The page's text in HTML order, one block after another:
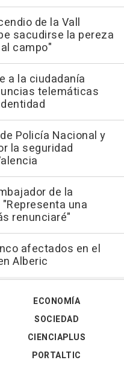
de la Vall
sacudirse la pereza
campo"
a la ciudadanía
telemáticas
Policía Nacional y
la seguridad
de la
una
renunciaré"
afectados en el
Alberic
ECONOMÍA
SOCIEDAD
CIENCIAPLUS
PORTALTIC